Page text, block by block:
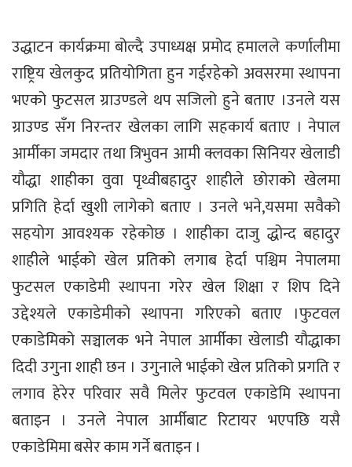
उद्धाटन कार्यक्रमा बोल्दै उपाध्यक्ष प्रमोद हमालले कर्णालीमा
राष्ट्रिय खेलकुद प्रतियोगिता हुन गईरहेको अवसरमा स्थापना
भएको फुटसल ग्राउण्डले थप सजिलो हुने बताए ।उनले यस
ग्राउण्ड सँग निरन्तर खेलका लागि सहकार्य बताए । नेपाल
आर्मीका जमदार तथा त्रिभुवन आमी क्लवका सिनियर खेलाडी
यौद्धा शाहीका वुवा पृथ्वीबहादुर शाहीले छोराको खेलमा
प्रगिति हेर्दा खुशी लागेको बताए । उनले भने,यसमा सवैको
सहयोग आवश्यक रहेकोछ । शाहीका दाजु द्धोन्द बहादुर
शाहीले भाईको खेल प्रतिको लगाब हेर्दा पश्चिम नेपालमा
फुटसल एकाडेमी स्थापना गरेर खेल शिक्षा र शिप दिने
उद्देश्यले एकाडेमीको स्थापना गरिएको बताए ।फुटवल
एकाडेमिको सञ्चालक भने नेपाल आर्मीका खेलाडी यौद्धाका
दिदी उगुना शाही छन । उगुनाले भाईको खेल प्रतिको प्रगति र
लगाव हेरेर परिवार सवै मिलेर फुटवल एकाडेमि स्थापना
बताइन । उनले नेपाल आर्मीबाट रिटायर भएपछि यसै
एकाडेमिमा बसेर काम गर्ने बताइन ।